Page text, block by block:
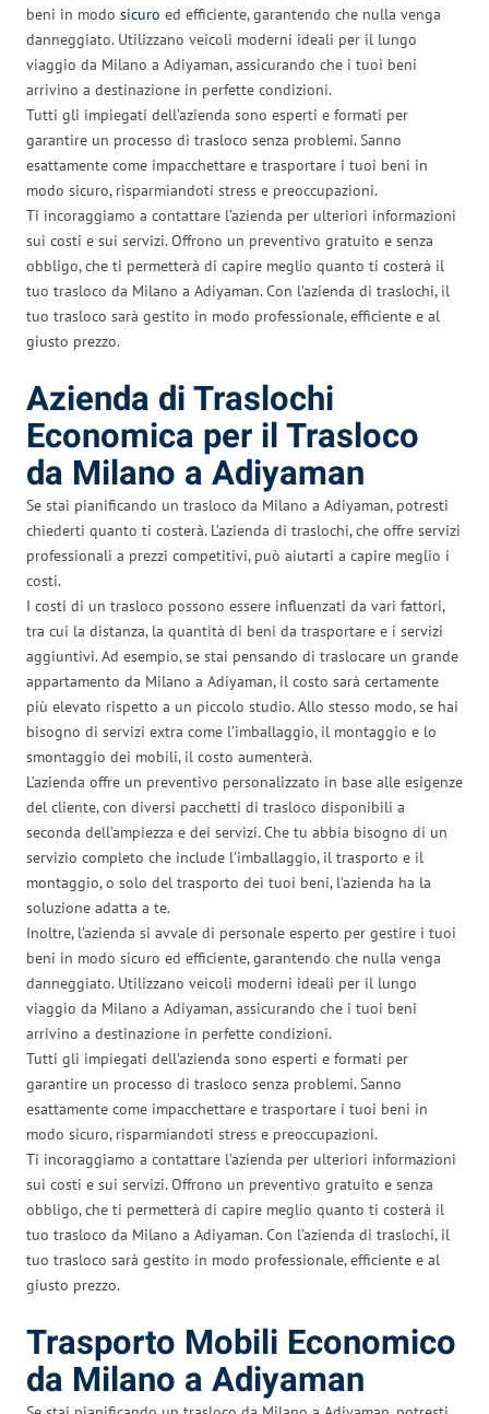
beni in modo sicuro ed efficiente, garantendo che nulla venga
danneggiato. Utilizzano veicoli moderni ideali per il lungo
viaggio da Milano a Adiyaman, assicurando che i tuoi beni
arrivino a destinazione in perfette condizioni.
Tutti gli impiegati dell’azienda sono esperti e formati per
garantire un processo di trasloco senza problemi. Sanno
esattamente come impacchettare e trasportare i tuoi beni in
modo sicuro, risparmiandoti stress e preoccupazioni.
Ti incoraggiamo a contattare l’azienda per ulteriori informazioni
sui costi e sui servizi. Offrono un preventivo gratuito e senza
obbligo, che ti permetterà di capire meglio quanto ti costerà il
tuo trasloco da Milano a Adiyaman. Con l’azienda di traslochi, il
tuo trasloco sarà gestito in modo professionale, efficiente e al
giusto prezzo.
Azienda di Traslochi
Economica per il Trasloco
da Milano a Adiyaman
Se stai pianificando un trasloco da Milano a Adiyaman, potresti
chiederti quanto ti costerà. L’azienda di traslochi, che offre servizi
professionali a prezzi competitivi, può aiutarti a capire meglio i
costi.
I costi di un trasloco possono essere influenzati da vari fattori,
tra cui la distanza, la quantità di beni da trasportare e i servizi
aggiuntivi. Ad esempio, se stai pensando di traslocare un grande
appartamento da Milano a Adiyaman, il costo sarà certamente
più elevato rispetto a un piccolo studio. Allo stesso modo, se hai
bisogno di servizi extra come l’imballaggio, il montaggio e lo
smontaggio dei mobili, il costo aumenterà.
L’azienda offre un preventivo personalizzato in base alle esigenze
del cliente, con diversi pacchetti di trasloco disponibili a
seconda dell’ampiezza e dei servizi. Che tu abbia bisogno di un
servizio completo che include l’imballaggio, il trasporto e il
montaggio, o solo del trasporto dei tuoi beni, l’azienda ha la
soluzione adatta a te.
Inoltre, l’azienda si avvale di personale esperto per gestire i tuoi
beni in modo sicuro ed efficiente, garantendo che nulla venga
danneggiato. Utilizzano veicoli moderni ideali per il lungo
viaggio da Milano a Adiyaman, assicurando che i tuoi beni
arrivino a destinazione in perfette condizioni.
Tutti gli impiegati dell’azienda sono esperti e formati per
garantire un processo di trasloco senza problemi. Sanno
esattamente come impacchettare e trasportare i tuoi beni in
modo sicuro, risparmiandoti stress e preoccupazioni.
Ti incoraggiamo a contattare l’azienda per ulteriori informazioni
sui costi e sui servizi. Offrono un preventivo gratuito e senza
obbligo, che ti permetterà di capire meglio quanto ti costerà il
tuo trasloco da Milano a Adiyaman. Con l’azienda di traslochi, il
tuo trasloco sarà gestito in modo professionale, efficiente e al
giusto prezzo.
Trasporto Mobili Economico
da Milano a Adiyaman